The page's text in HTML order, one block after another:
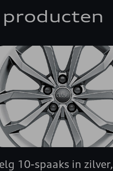
10-spaaks in zilver,